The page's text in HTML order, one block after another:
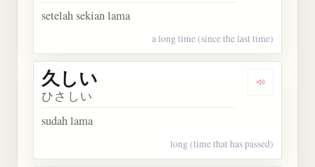
setelah sekian lama
a long time (since the last time)
Dengarkan
久しい
ひさしい
sudah lama
long (time that has passed)